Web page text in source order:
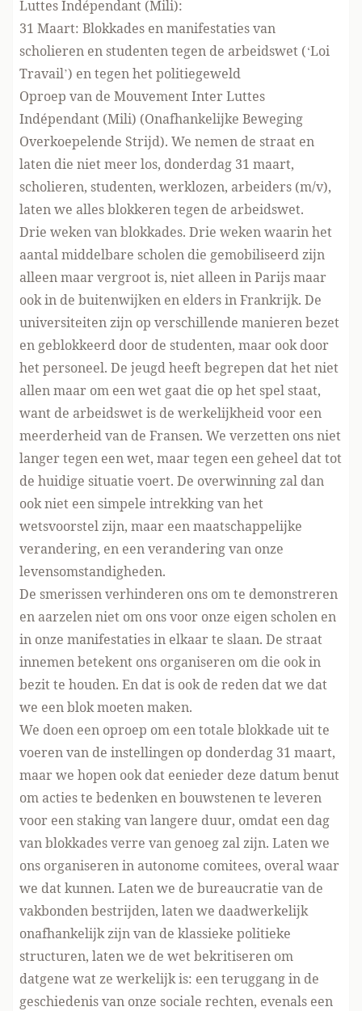
Luttes Indépendant (Mili):
31 Maart: Blokkades en manifestaties van
scholieren en studenten tegen de arbeidswet (‘Loi
Travail’) en tegen het politiegeweld
Oproep van de Mouvement Inter Luttes
Indépendant (Mili) (Onafhankelijke Beweging
Overkoepelende Strijd). We nemen de straat en
laten die niet meer los, donderdag 31 maart,
scholieren, studenten, werklozen, arbeiders (m/v),
laten we alles blokkeren tegen de arbeidswet.
Drie weken van blokkades. Drie weken waarin het
aantal middelbare scholen die gemobiliseerd zijn
alleen maar vergroot is, niet alleen in Parijs maar
ook in de buitenwijken en elders in Frankrijk. De
universiteiten zijn op verschillende manieren bezet
en geblokkeerd door de studenten, maar ook door
het personeel. De jeugd heeft begrepen dat het niet
allen maar om een wet gaat die op het spel staat,
want de arbeidswet is de werkelijkheid voor een
meerderheid van de Fransen. We verzetten ons niet
langer tegen een wet, maar tegen een geheel dat tot
de huidige situatie voert. De overwinning zal dan
ook niet een simpele intrekking van het
wetsvoorstel zijn, maar een maatschappelijke
verandering, en een verandering van onze
levensomstandigheden.
De smerissen verhinderen ons om te demonstreren
en aarzelen niet om ons voor onze eigen scholen en
in onze manifestaties in elkaar te slaan. De straat
innemen betekent ons organiseren om die ook in
bezit te houden. En dat is ook de reden dat we dat
we een blok moeten maken.
We doen een oproep om een totale blokkade uit te
voeren van de instellingen op donderdag 31 maart,
maar we hopen ook dat eenieder deze datum benut
om acties te bedenken en bouwstenen te leveren
voor een staking van langere duur, omdat een dag
van blokkades verre van genoeg zal zijn. Laten we
ons organiseren in autonome comitees, overal waar
we dat kunnen. Laten we de bureaucratie van de
vakbonden bestrijden, laten we daadwerkelijk
onafhankelijk zijn van de klassieke politieke
structuren, laten we de wet bekritiseren om
datgene wat ze werkelijk is: een teruggang in de
geschiedenis van onze sociale rechten, evenals een